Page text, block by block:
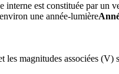
interne est constituée par un
une année-lumière
les magnitudes associées (V)